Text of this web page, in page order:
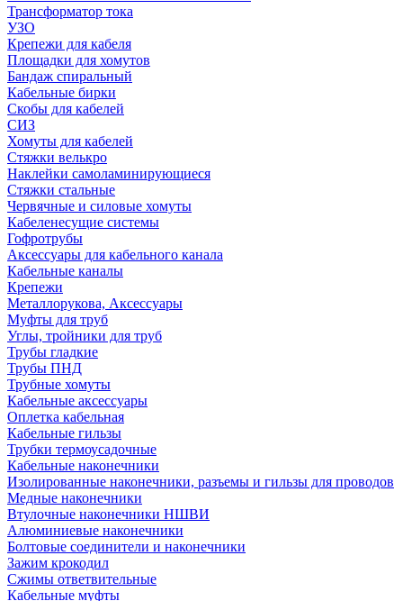
Трансформатор тока
УЗО
Крепежи для кабеля
Площадки для хомутов
Бандаж спиральный
Кабельные бирки
Cкобы для кабелей
СИЗ
Хомуты для кабелей
Стяжки велькро
Наклейки самоламинирующиеся
Стяжки стальные
Червячные и силовые хомуты
Кабеленесущие системы
Гофротрубы
Аксессуары для кабельного канала
Кабельные каналы
Крепежи
Металлорукова, Аксессуары
Муфты для труб
Углы, тройники для труб
Трубы гладкие
Трубы ПНД
Трубные хомуты
Кабельные аксессуары
Оплетка кабельная
Кабельные гильзы
Трубки термоусадочные
Кабельные наконечники
Изолированные наконечники, разъемы и гильзы для проводов
Медные наконечники
Втулочные наконечники НШВИ
Алюминиевые наконечники
Болтовые соединители и наконечники
Зажим крокодил
Сжимы ответвительные
Кабельные муфты